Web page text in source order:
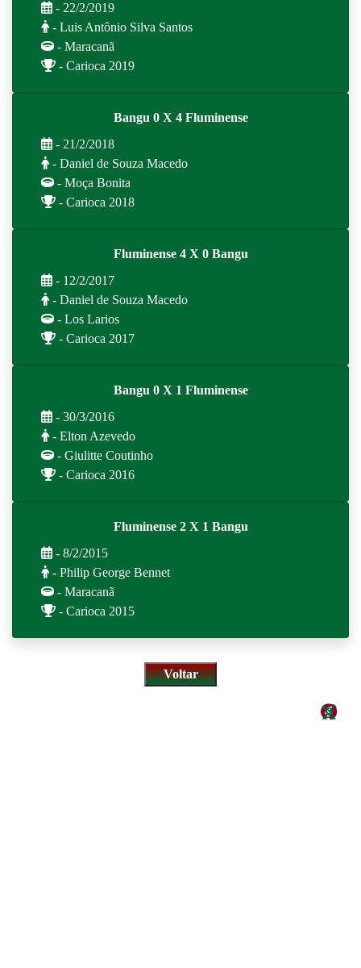
- 22/2/2019
- Luis Antônio Silva Santos
- Maracanã
- Carioca 2019
Bangu 0 X 4 Fluminense
- 21/2/2018
- Daniel de Souza Macedo
- Moça Bonita
- Carioca 2018
Fluminense 4 X 0 Bangu
- 12/2/2017
- Daniel de Souza Macedo
- Los Larios
- Carioca 2017
Bangu 0 X 1 Fluminense
- 30/3/2016
- Elton Azevedo
- Giulitte Coutinho
- Carioca 2016
Fluminense 2 X 1 Bangu
- 8/2/2015
- Philip George Bennet
- Maracanã
- Carioca 2015